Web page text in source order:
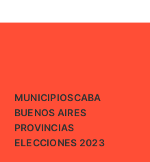
MUNICIPIOSCABA
BUENOS AIRES
PROVINCIAS
ELECCIONES 2023